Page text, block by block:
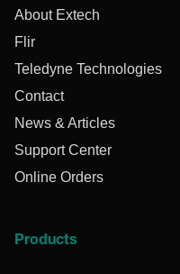
About Extech
Flir
Teledyne Technologies
Contact
News & Articles
Support Center
Online Orders
Products